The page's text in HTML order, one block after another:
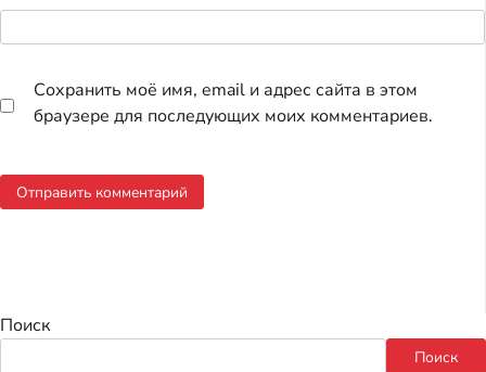
Сохранить моё имя, email и адрес сайта в этом
браузере для последующих моих комментариев.
Поиск
Поиск